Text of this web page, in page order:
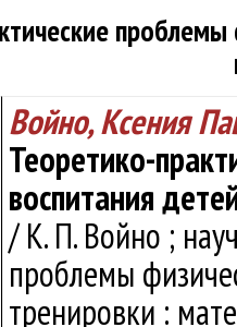
Войно, Ксения
Теоретико-
воспитания
/ К. П. Войно ;
проблемы
тренировки :